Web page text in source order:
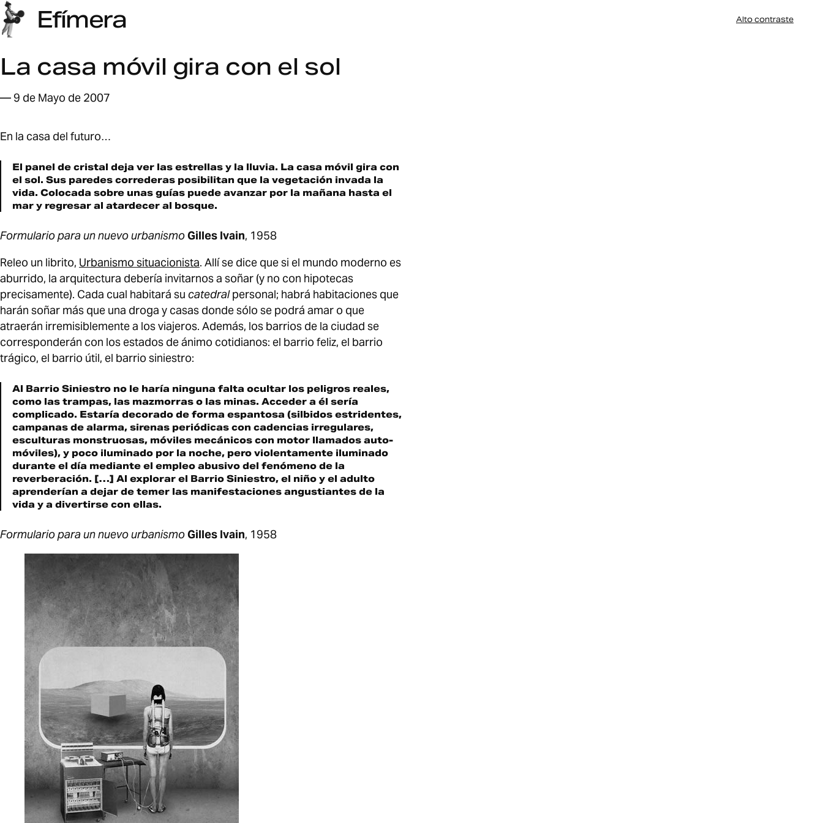
Efímera Alto contraste
La casa móvil gira con el sol
— 9 de Mayo de 2007
En la casa del futuro…
El panel de cristal deja ver las estrellas y la lluvia. La casa móvil gira con
el sol. Sus paredes correderas posibilitan que la vegetación invada la
vida. Colocada sobre unas guí­as puede avanzar por la mañana hasta el
mar y regresar al atardecer al bosque.
Formulario para un nuevo urbanismoGilles Ivain, 1958
Releo un librito, Urbanismo situacionista. Allí­ se dice que si el mundo moderno es
aburrido, la arquitectura deberí­a invitarnos a soñar (y no con hipotecas
precisamente). Cada cual habitará su catedralpersonal; habrá habitaciones que
harán soñar más que una droga y casas donde sólo se podrá amar o que
atraerán irremisiblemente a los viajeros. Además, los barrios de la ciudad se
corresponderán con los estados de ánimo cotidianos: el barrio feliz, el barrio
trágico, el barrio útil, el barrio siniestro:
Al Barrio Siniestro no le harí­a ninguna falta ocultar los peligros reales,
como las trampas, las mazmorras o las minas. Acceder a él serí­a
complicado. Estarí­a decorado de forma espantosa (silbidos estridentes,
campanas de alarma, sirenas periódicas con cadencias irregulares,
esculturas monstruosas, móviles mecánicos con motor llamados auto-
móviles), y poco iluminado por la noche, pero violentamente iluminado
durante el dí­a mediante el empleo abusivo del fenómeno de la
reverberación. […] Al explorar el Barrio Siniestro, el niño y el adulto
aprenderí­an a dejar de temer las manifestaciones angustiantes de la
vida y a divertirse con ellas.
Formulario para un nuevo urbanismoGilles Ivain, 1958